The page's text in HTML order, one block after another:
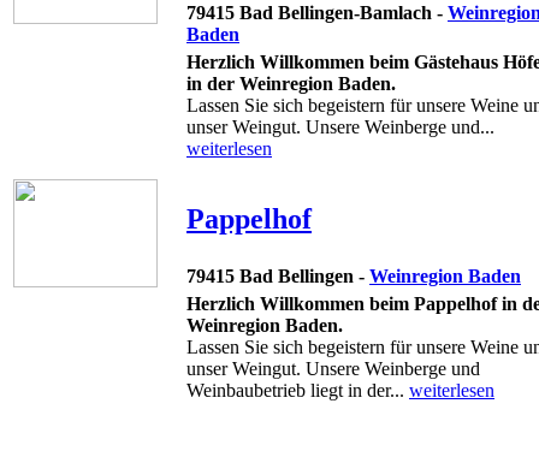
79415 Bad Bellingen-Bamlach -
Baden
Herzlich Willkommen beim Gästehaus
in der Weinregion Baden.
Lassen Sie sich begeistern für unsere Weine
unser Weingut. Unsere Weinberge und...
weiterlesen
Pappelhof
79415 Bad Bellingen - Weinregion Baden
Herzlich Willkommen beim Pappelhof in
Weinregion Baden.
Lassen Sie sich begeistern für unsere Weine
unser Weingut. Unsere Weinberge und
Weinbaubetrieb liegt in der... weiterlesen